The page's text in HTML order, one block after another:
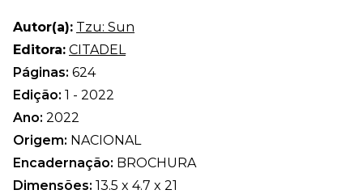
Autor(a): Tzu: Sun
Editora: CITADEL
Páginas: 624
Edição: 1 - 2022
Ano: 2022
Origem: NACIONAL
Encadernação: BROCHURA
Dimensões: 13.5 x 4.7 x 21